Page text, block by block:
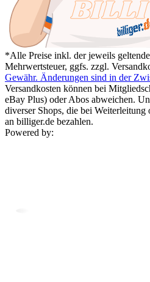
*Alle Preise inkl. der jeweils
Mehrwertsteuer, ggfs. zzgl.
Gewähr. Änderungen sind in der
Versandkosten können bei
eBay Plus) oder Abos abweichen.
diverser Shops, die bei
an billiger.de bezahlen.
Powered by: